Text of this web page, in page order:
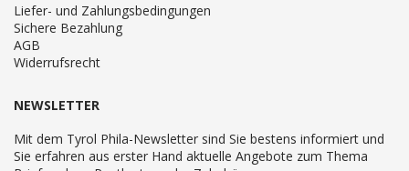
Liefer- und Zahlungsbedingungen
Sichere Bezahlung
AGB
Widerrufsrecht
NEWSLETTER
Mit dem Tyrol Phila-Newsletter sind Sie bestens informiert und
Sie erfahren aus erster Hand aktuelle Angebote zum Thema